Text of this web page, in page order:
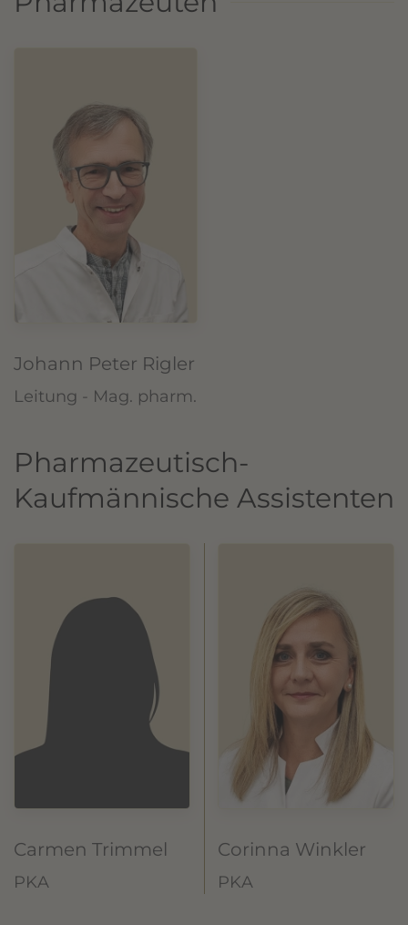
Johann Peter Rigler
Leitung - Mag. pharm.
Pharmazeutisch-
Kaufmännische Assistenten
Carmen Trimmel
PKA
Corinna Winkler
PKA